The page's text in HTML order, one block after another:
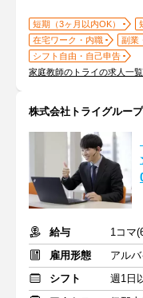
短期（3ヶ月以内OK）
在宅ワーク・内職
副業
シフト自由・自己申告
家庭教師のトライの求人一
株式会社トライグルー
給与
1コマ
雇用形態
アル
シフト
週1日